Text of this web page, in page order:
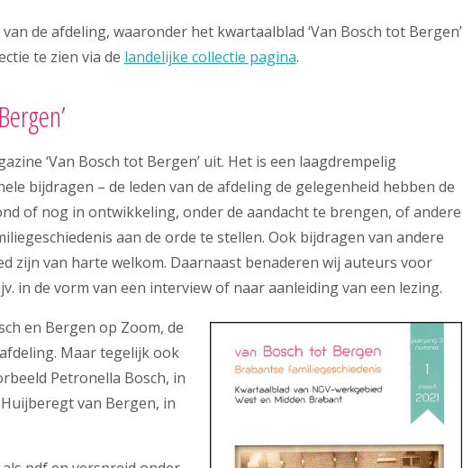
de afdeling, waaronder het kwartaalblad ‘Van Bosch tot Bergen’
te zien via de landelijke collectie pagina.
‘Van Bosch tot Bergen’ uit. Het is een laagdrempelig
bijdragen – de leden van de afdeling de gelegenheid hebben de
of nog in ontwikkeling, onder de aandacht te brengen, of andere
aan de orde te stellen. Ook bijdragen van andere
zijn van harte welkom. Daarnaast benaderen wij auteurs voor
in de vorm van een interview of naar aanleiding van een lezing.
en Bergen op Zoom, de
Maar tegelijk ook
Petronella Bosch, in
van Bergen, in